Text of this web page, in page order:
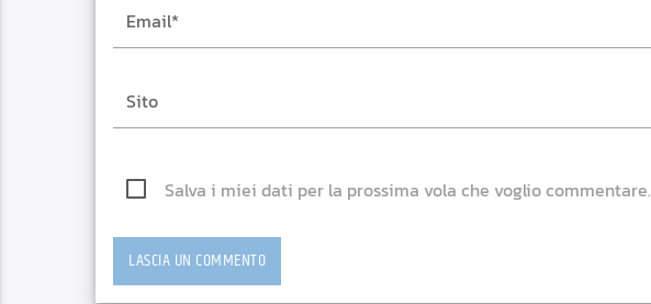
Salva i miei dati per la prossima vola che voglio commentare.